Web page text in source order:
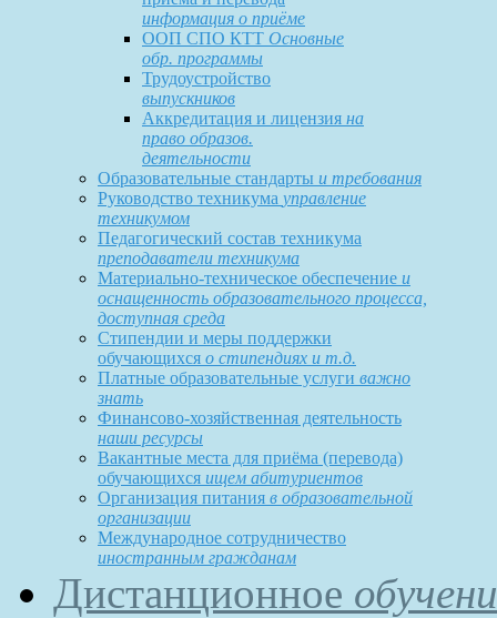
информация о приёме
ООП СПО КТТ Основные
обр. программы
Трудоустройство
выпускников
Аккредитация и лицензия на
право образов.
деятельности
Образовательные стандарты и требования
Руководство техникума управление
техникумом
Педагогический состав техникума
преподаватели техникума
Материально-техническое обеспечение и
оснащенность образовательного процесса,
доступная среда
Стипендии и меры поддержки
обучающихся о стипендиях и т.д.
Платные образовательные услуги важно
знать
Финансово-хозяйственная деятельность
наши ресурсы
Вакантные места для приёма (перевода)
обучающихся ищем абитуриентов
Организация питания в образовательной
организации
Международное сотрудничество
иностранным гражданам
Дистанционное